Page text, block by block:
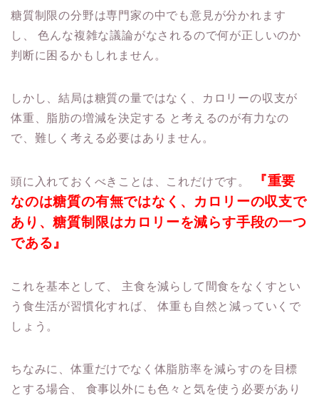
糖質制限の分野は専門家の中でも意見が分かれます
し、
色んな複雑な議論がなされるので何が正しいのか
判断に困るかもしれません。
しかし、結局は糖質の量ではなく、カロリーの収支が
体重、脂肪の増減を決定する と考えるのが有力なの
で、難しく考える必要はありません。
頭に入れておくべきことは、これだけです。
『重要
なのは糖質の有無ではなく、カロリーの収支で
あり、糖質制限はカロリーを減らす手段の一つ
である』
これを基本として、
主食を減らして間食をなくすとい
う食生活が習慣化すれば、
体重も自然と減っていくで
しょう。
ちなみに、体重だけでなく体脂肪率を減らすのを目標
とする場合、
食事以外にも色々と気を使う必要があり